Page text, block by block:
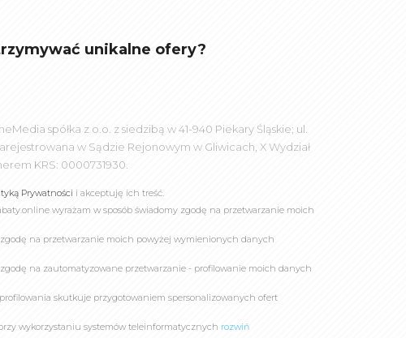
unikalne ofery?
spółka z o.o. z siedzibą w 41-940 Piekary Śląskie; ul.
w Sądzie Rejonowym w Gliwicach, X Wydział
KRS: 0000731930.
Prywatności i akceptuję ich treść.
wyrażam w sposób świadomy zgodę na przetwarzanie moich
na przetwarzanie moich powyżej wymienionych danych
na zautomatyzowane przetwarzanie - profilowanie moich danych
skutkuje przygotowaniem spersonalizowanych ofert
wykorzystaniu systemów teleinformatycznych rozwiń